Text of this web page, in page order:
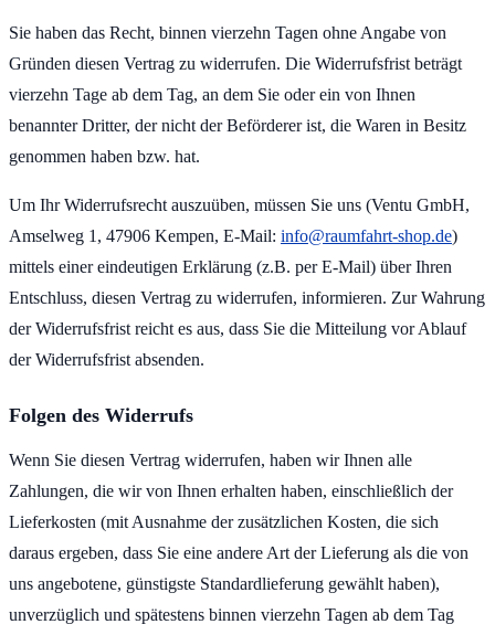
Sie haben das Recht, binnen vierzehn Tagen ohne Angabe von
Gründen diesen Vertrag zu widerrufen. Die Widerrufsfrist beträgt
vierzehn Tage ab dem Tag, an dem Sie oder ein von Ihnen
benannter Dritter, der nicht der Beförderer ist, die Waren in Besitz
genommen haben bzw. hat.
Um Ihr Widerrufsrecht auszuüben, müssen Sie uns (Ventu GmbH,
Amselweg 1, 47906 Kempen, E-Mail: info@raumfahrt-shop.de)
mittels einer eindeutigen Erklärung (z.B. per E-Mail) über Ihren
Entschluss, diesen Vertrag zu widerrufen, informieren. Zur Wahrung
der Widerrufsfrist reicht es aus, dass Sie die Mitteilung vor Ablauf
der Widerrufsfrist absenden.
Folgen des Widerrufs
Wenn Sie diesen Vertrag widerrufen, haben wir Ihnen alle
Zahlungen, die wir von Ihnen erhalten haben, einschließlich der
Lieferkosten (mit Ausnahme der zusätzlichen Kosten, die sich
daraus ergeben, dass Sie eine andere Art der Lieferung als die von
uns angebotene, günstigste Standardlieferung gewählt haben),
unverzüglich und spätestens binnen vierzehn Tagen ab dem Tag